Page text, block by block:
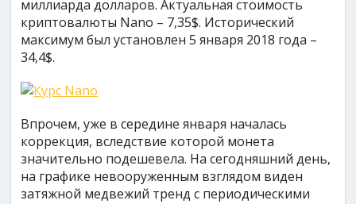
миллиарда долларов. Актуальная стоимость
криптовалюты Nano – 7,35$. Исторический
максимум был установлен 5 января 2018 года –
34,4$.
Впрочем, уже в середине января началась
коррекция, вследствие которой монета
значительно подешевела. На сегодняшний день,
на графике невооруженным взглядом виден
затяжной медвежий тренд с периодическими